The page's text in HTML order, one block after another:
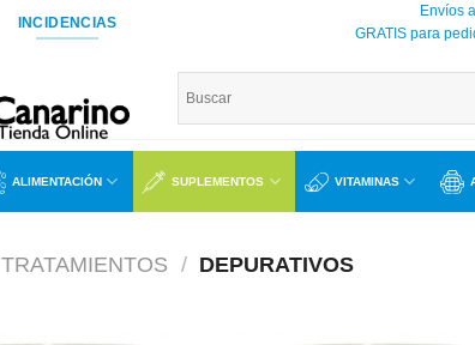
INCIDENCIAS
Envíos
GRATIS para
ALIMENTACIÓN SUPLEMENTOS VITAMINAS
TRATAMIENTOS / DEPURATIVOS